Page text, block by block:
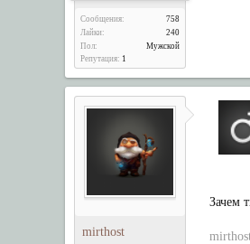
Сообщения:
758
Лайки:
240
Пол:
Мужской
Репутация: 1
mirthost
Зачем